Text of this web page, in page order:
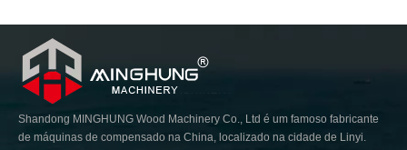
Shandong MINGHUNG Wood Machinery Co., Ltd é um famoso fabricante
de máquinas de compensado na China, localizado na cidade de Linyi.